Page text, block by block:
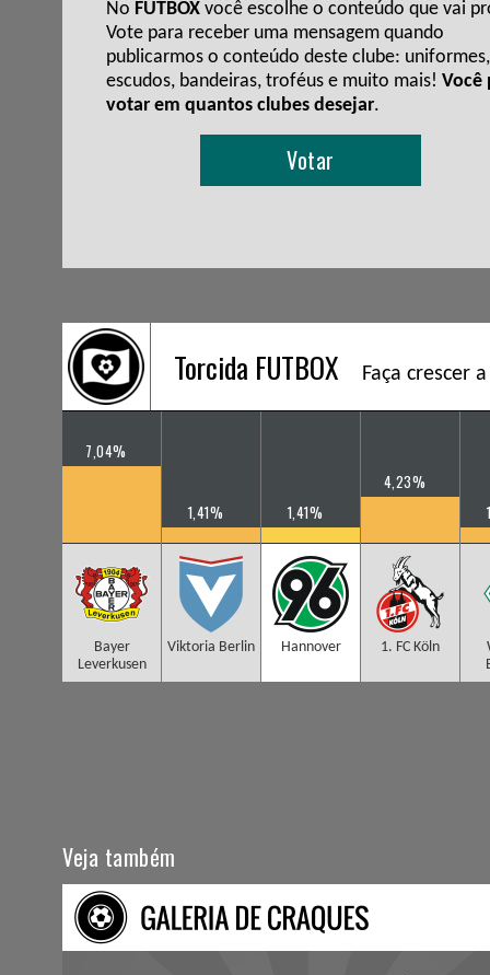
No FUTBOX você escolhe o conteúdo que vai
Vote para receber uma mensagem quando
publicarmos o conteúdo deste clube: uniformes,
escudos, bandeiras, troféus e muito mais! Você
votar em quantos clubes desejar.
Votar
Torcida FUTBOX Faça crescer
7,04%
Bayer
Leverkusen
1,41%
Viktoria Berlin
1,41%
Hannover
4,23%
1. FC Köln
Veja também